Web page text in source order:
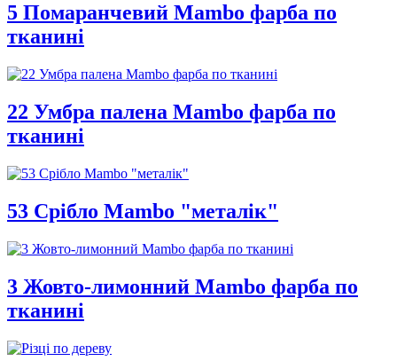
5 Помаранчевий Mambo фарба по
тканині
22 Умбра палена Mambo фарба по
тканині
53 Срібло Mambo "металік"
3 Жовто-лимонний Mambo фарба по
тканині